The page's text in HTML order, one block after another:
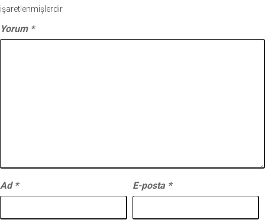
işaretlenmişlerdir
Yorum *
Ad * E-posta *